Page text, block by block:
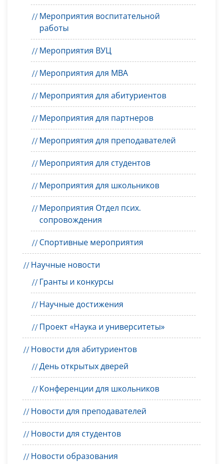
Мероприятия воспитательной
работы
Мероприятия ВУЦ
Мероприятия для MBA
Мероприятия для абитуриентов
Мероприятия для партнеров
Мероприятия для преподавателей
Мероприятия для студентов
Мероприятия для школьников
Мероприятия Отдел псих.
сопровождения
Спортивные мероприятия
Научные новости
Гранты и конкурсы
Научные достижения
Проект «Наука и университеты»
Новости для абитуриентов
День открытых дверей
Конференции для школьников
Новости для преподавателей
Новости для студентов
Новости образования